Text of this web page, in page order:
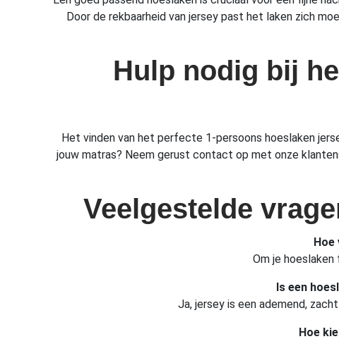
Door de rekbaarheid van jersey past het laken zich
Hulp nodig bij
Het vinden van het perfecte 1-persoons hoeslaken
jouw matras? Neem gerust contact op met onze
Veelgestelde
Hoe
Om je
Is een
Ja, jersey is een ademend,
Hoe